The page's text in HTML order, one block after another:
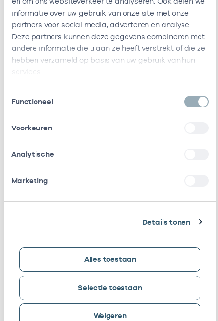
informatie over uw gebruik van onze site met onze
partners voor social media, adverteren en analyse.
Deze partners kunnen deze gegevens combineren met
andere informatie die u aan ze heeft verstrekt of die ze
hebben verzameld op basis van uw gebruik van hun
Functioneel
Voorkeuren
Analytische
Marketing
Details tonen
Alles toestaan
Selectie toestaan
Weigeren
Naam Rol AGB-
Stichting Amsterdamse
Gezondheidscentra
Vrijgevestigd
(MTO
Heemstede
Kcoetz Diabetes B.v
getekend)
Eigenaar
Kcoetz Netwerk Ggz B.v.
Vrijgevestigd
(MTO
Kcoetz Cvrm B.v. I.o.
Vrijgevestigd